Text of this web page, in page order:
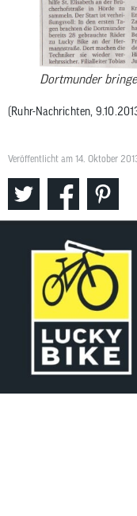
Dortmunder
(Ruhr-Nachrichten,
Veröffentlicht am 14. Oktober